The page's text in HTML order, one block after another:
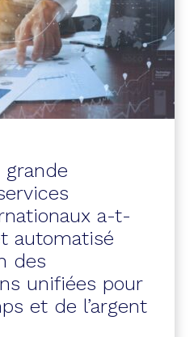
a-t-
automatisé
des
unifiées pour
et de l’argent